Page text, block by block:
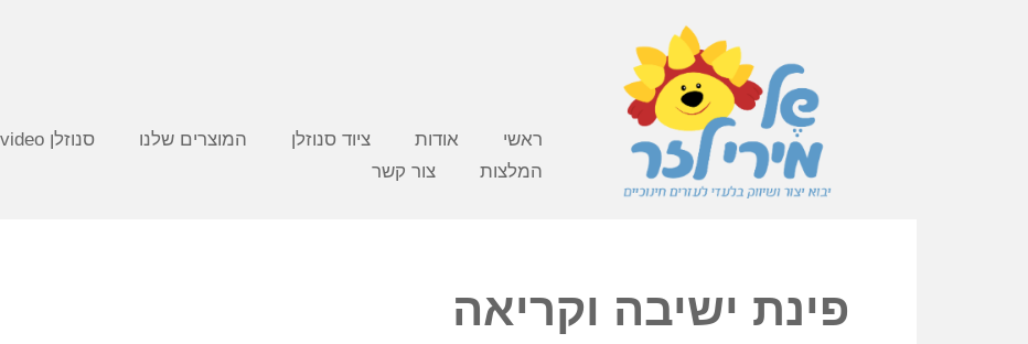
ראשי אודות ציוד סנוזלן המוצרים שלנו סנוזלן video
המלצות
צור קשר
פינת ישיבה וקריאה